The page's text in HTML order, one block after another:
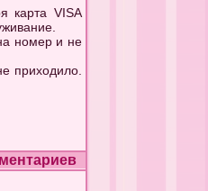
карта VISA
номер и не
приходило.